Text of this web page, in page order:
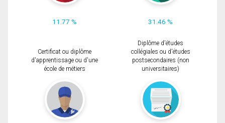
11.77 % 31.46 %
Certificat ou diplôme
d'apprentissage ou d'une
école de métiers
Diplôme d'études
collégiales ou d'études
postsecondaires (non
universitaires)